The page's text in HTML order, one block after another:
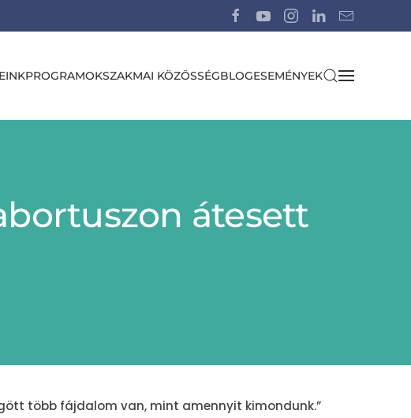
PROGRAMOKSZAKMAI KÖZÖSSÉGBLOGESEMÉNYEK
átesett
több fájdalom van, mint amennyit kimondunk.”